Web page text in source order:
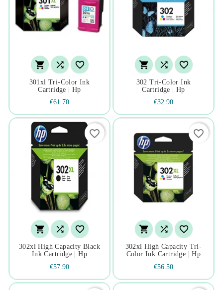
  
301xl Tri-Color Ink
Cartridge | Hp
€61.70
  
302 Tri-Color Ink
Cartridge | Hp
€32.90
  
302xl High Capacity Black
Ink Cartridge | Hp
€57.90
favorite_border
  
302xl High Capacity Tri-
Color Ink Cartridge | Hp
€56.50
favorite_border